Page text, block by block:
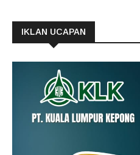
IKLAN UCAPAN